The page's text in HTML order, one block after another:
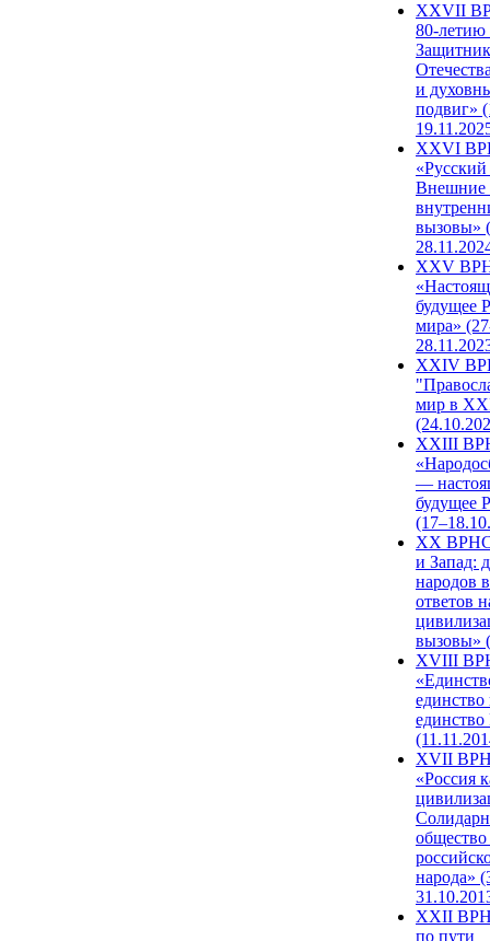
ХХVII
80-
и
подвиг»
XXVI
Внешние
вызовы»
XXV
будущее
мира»
XXIV
мир в
XXIII
—
будущее
XX ВРНС
и Запад:
народов
ответов
вызовы»
XVIII
единство
единство
XVII
«Россия
народа»
XXII
по пути